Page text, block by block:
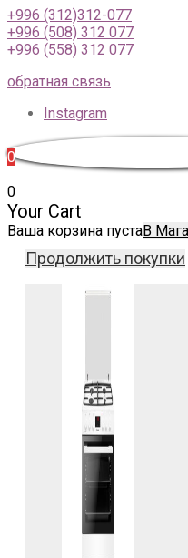
+996 (312)312-077
+996 (508) 312 077
+996 (558) 312 077
обратная связь
Instagram
0
0
Your Cart
Ваша корзина пустаВ
Продолжить покупки